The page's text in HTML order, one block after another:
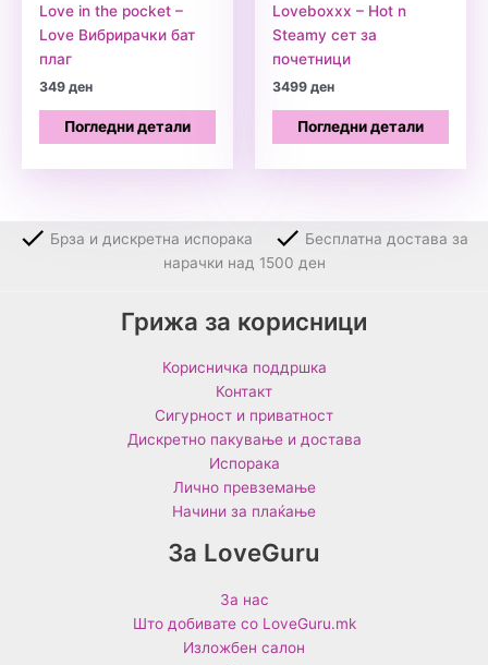
Love in the pocket –
Love Вибрирачки бат
плаг
349ден
Погледни детали
Loveboxxx – Hot n
Steamy сет за
почетници
3499ден
Погледни детали
Брза и дискретна испорака
Бесплатна достава за
нарачки над 1500 ден
Грижа за корисници
Корисничка поддршка
Контакт
Сигурност и приватност
Дискретно пакување и достава
Испорака
Лично превземање
Начини за плаќање
За LoveGuru
За нас
Што добивате со LoveGuru.mk
Изложбен салон